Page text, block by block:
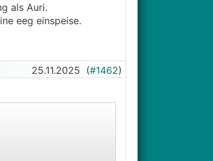
als Auri.
eeg einspeise.
25.11.2025 (#1462)